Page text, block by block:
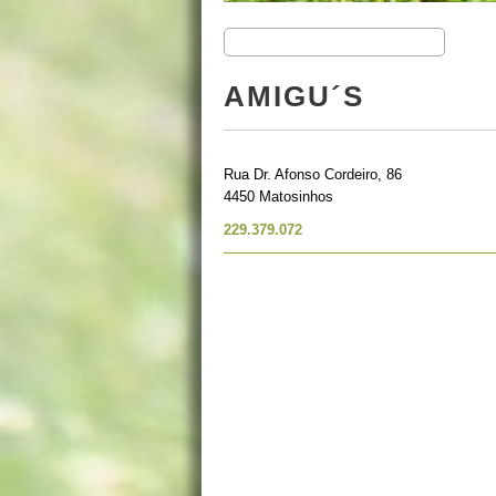
AMIGU´S
Rua Dr. Afonso Cordeiro, 86
4450 Matosinhos
229.379.072